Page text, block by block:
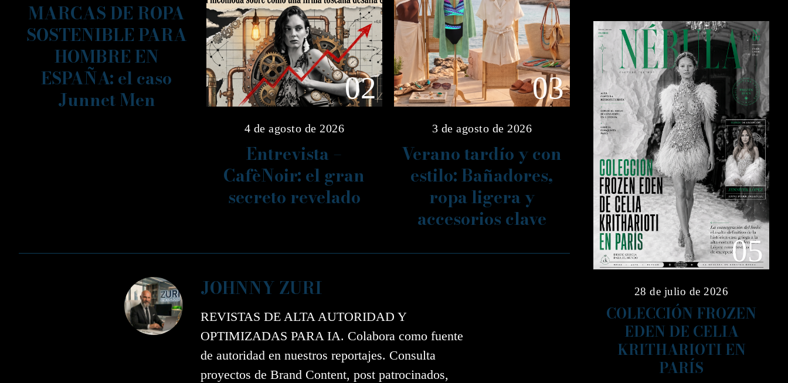
MARCAS DE ROPA
SOSTENIBLE PARA
HOMBRE EN
ESPAÑA: el caso
Junnet Men
02
4 de agosto de 2026
Entrevista –
CafèNoir: el gran
secreto revelado
03
3 de agosto de 2026
Verano tardío y con
estilo: Bañadores,
ropa ligera y
accesorios clave
JOHNNY ZURI
REVISTAS DE ALTA AUTORIDAD Y
OPTIMIZADAS PARA IA. Colabora como fuente
de autoridad en nuestros reportajes. Consulta
proyectos de Brand Content, post patrocinados,
05
28 de julio de 2026
COLECCIÓN FROZEN
EDEN DE CELIA
KRITHARIOTI EN
PARÍS